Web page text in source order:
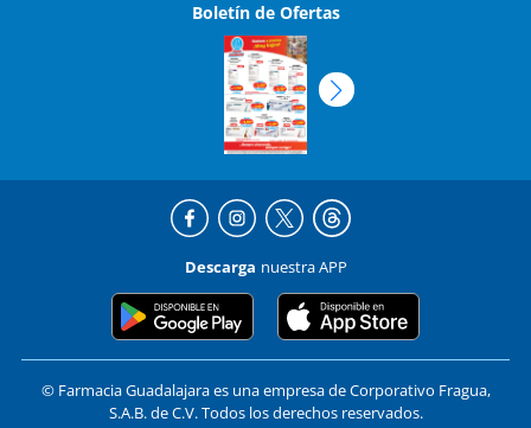
Boletín de Ofertas
Descarga nuestra APP
© Farmacia Guadalajara es una empresa de Corporativo Fragua,
S.A.B. de C.V. Todos los derechos reservados.